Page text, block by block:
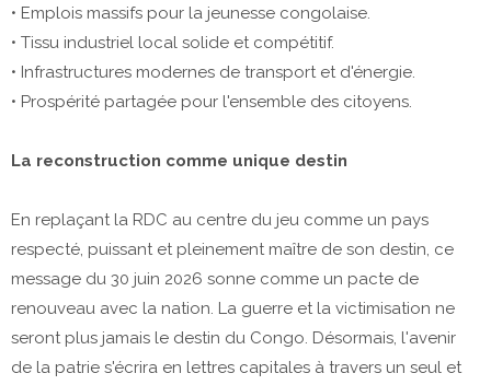
​• Emplois massifs pour la jeunesse congolaise.
​• Tissu industriel local solide et compétitif.
•​ Infrastructures modernes de transport et d'énergie.
​• Prospérité partagée pour l'ensemble des citoyens.
​La reconstruction comme unique destin
​En replaçant la RDC au centre du jeu comme un pays
respecté, puissant et pleinement maître de son destin, ce
message du 30 juin 2026 sonne comme un pacte de
renouveau avec la nation. La guerre et la victimisation ne
seront plus jamais le destin du Congo. Désormais, l'avenir
de la patrie s'écrira en lettres capitales à travers un seul et